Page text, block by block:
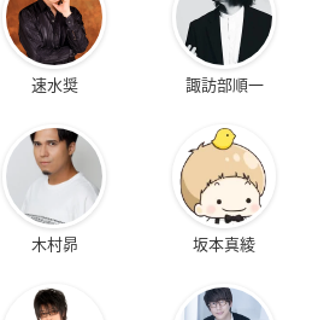
速水奨 諏訪部順一
木村昴 坂本真綾